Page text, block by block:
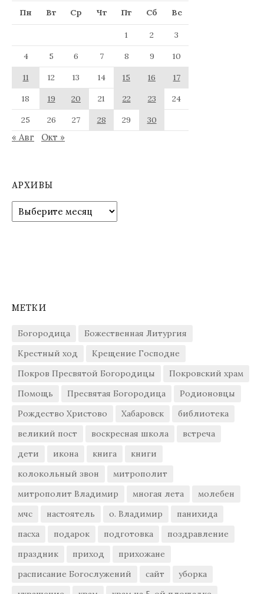
Пн Вт Ср Чт Пт Сб Вс
1 2
3
4
5 6 7 8 9
10
11
12 13 14 15 16
17
18
19 20 21 22 23
24
25
26 27 28 29 30
« Авг Окт »
АРХИВЫ
Архивы
МЕТКИ
Богородица
Божественная Литургия
Крестный ход
Крещение Господне
Покров Пресвятой Богородицы
Покровский храм
Помощь
Пресвятая Богородица
Родионовцы
Рождество Христово
Хабаровск
библиотека
великий пост
воскресная школа
встреча
дети
икона книга
книги
колокольный звон
митрополит
митрополит Владимир
многая лета
молебен
мчс
настоятель о. Владимир
панихида
пасха
подарок подготовка
поздравление
праздник
приход
прихожане
расписание Богослужений
сайт
уборка